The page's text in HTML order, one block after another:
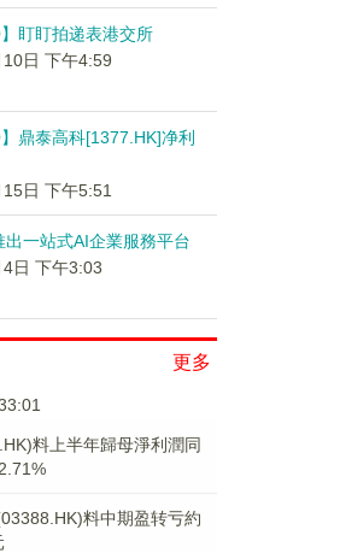
】盯盯拍递表港交所
日 下午4:59
】鼎泰高科[1377.HK]净利
日 下午5:51
出一站式AI企業服務平台
日 下午3:03
更多
料上半年歸母淨利潤同
料中期盈转亏約